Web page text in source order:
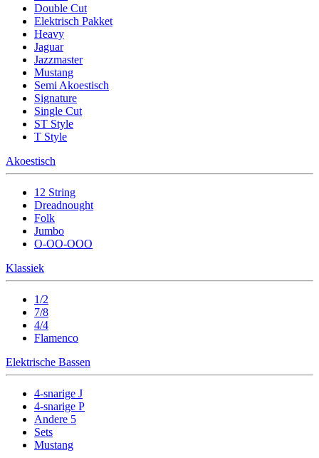
Double Cut
Elektrisch Pakket
Heavy
Jaguar
Jazzmaster
Mustang
Semi Akoestisch
Signature
Single Cut
ST Style
T Style
Akoestisch
12 String
Dreadnought
Folk
Jumbo
O-OO-OOO
Klassiek
1/2
7/8
4/4
Flamenco
Elektrische Bassen
4-snarige J
4-snarige P
Andere 5
Sets
Mustang